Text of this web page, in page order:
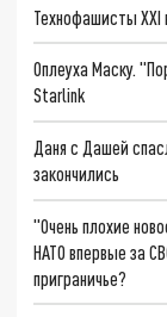
Технофашисты XXI
Оплеуха Маску.
Starlink
Даня с Дашей
закончились
"Очень плохие
НАТО впервые за
приграничье?